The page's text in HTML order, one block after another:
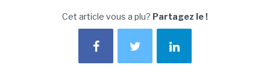
Cet article vous a plu? Partagez le !